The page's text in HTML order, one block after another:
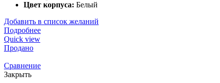
Цвет корпуса: Белый
Добавить в список желаний
Подробнее
Quick view
Продано
Сравнение
Закрыть